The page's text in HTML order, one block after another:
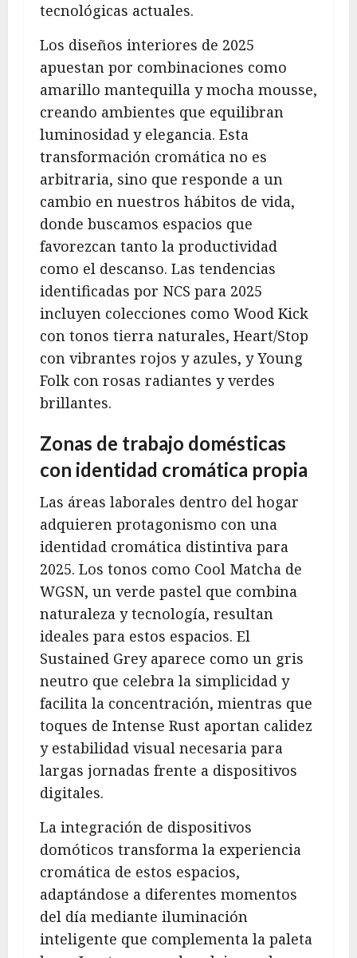
tecnológicas actuales.
Los diseños interiores de 2025
apuestan por combinaciones como
amarillo mantequilla y mocha mousse,
creando ambientes que equilibran
luminosidad y elegancia. Esta
transformación cromática no es
arbitraria, sino que responde a un
cambio en nuestros hábitos de vida,
donde buscamos espacios que
favorezcan tanto la productividad
como el descanso. Las tendencias
identificadas por NCS para 2025
incluyen colecciones como Wood Kick
con tonos tierra naturales, Heart/Stop
con vibrantes rojos y azules, y Young
Folk con rosas radiantes y verdes
brillantes.
Zonas de trabajo domésticas
con identidad cromática propia
Las áreas laborales dentro del hogar
adquieren protagonismo con una
identidad cromática distintiva para
2025. Los tonos como Cool Matcha de
WGSN, un verde pastel que combina
naturaleza y tecnología, resultan
ideales para estos espacios. El
Sustained Grey aparece como un gris
neutro que celebra la simplicidad y
facilita la concentración, mientras que
toques de Intense Rust aportan calidez
y estabilidad visual necesaria para
largas jornadas frente a dispositivos
digitales.
La integración de dispositivos
domóticos transforma la experiencia
cromática de estos espacios,
adaptándose a diferentes momentos
del día mediante iluminación
inteligente que complementa la paleta